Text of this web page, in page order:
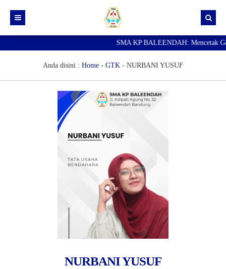
Data Guru
SMA KP BALEENDAH: Mencetak
Anda disini : Home - GTK - NURBANI YUSUF
NURBANI YUSUF